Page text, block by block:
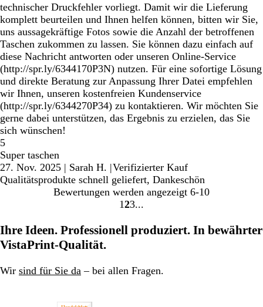
technischer Druckfehler vorliegt. Damit wir die Lieferung
komplett beurteilen und Ihnen helfen können, bitten wir Sie,
uns aussagekräftige Fotos sowie die Anzahl der betroffenen
Taschen zukommen zu lassen. Sie können dazu einfach auf
diese Nachricht antworten oder unseren Online-Service
(http://spr.ly/6344170P3N) nutzen. Für eine sofortige Lösung
und direkte Beratung zur Anpassung Ihrer Datei empfehlen
wir Ihnen, unseren kostenfreien Kundenservice
(http://spr.ly/6344270P34) zu kontaktieren. Wir möchten Sie
gerne dabei unterstützen, das Ergebnis zu erzielen, das Sie
sich wünschen!
5
Super taschen
27. Nov. 2025 | Sarah H. |Verifizierter Kauf
Qualitätsprodukte schnell geliefert, Dankeschön
Bewertungen werden angezeigt 6-10
Gehe
Seite
1 Gehe
Seite
2Gehe
Seite
3
Ihre Ideen. Professionell produziert. In bewährter
VistaPrint-Qualität.
Wir sind für Sie da – bei allen Fragen.